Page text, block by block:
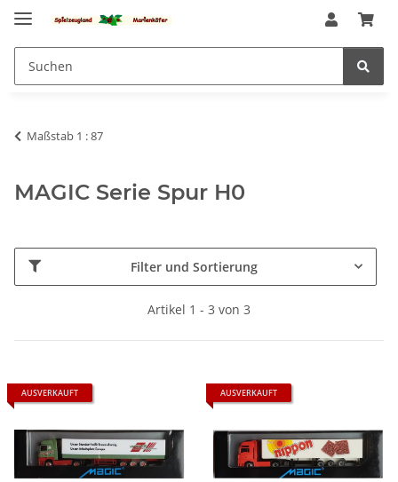
Maßstab 1 : 87
MAGIC Serie Spur H0
Filter und Sortierung
Artikel 1 - 3 von 3
AUSVERKAUFT AUSVERKAUFT